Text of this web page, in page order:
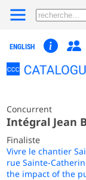
ENGLISH
Concurrent
Intégral Jean
Finaliste
Vivre le chantier
rue Sainte-
the impact of the